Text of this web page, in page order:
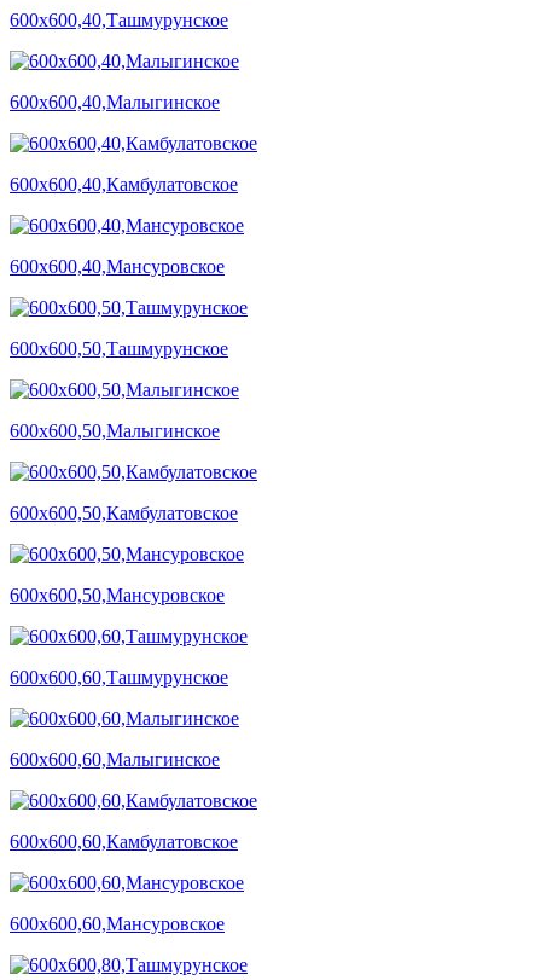
600х600,40,Ташмурунское
600х600,40,Малыгинское
600х600,40,Камбулатовское
600х600,40,Мансуровское
600х600,50,Ташмурунское
600х600,50,Малыгинское
600х600,50,Камбулатовское
600х600,50,Мансуровское
600х600,60,Ташмурунское
600х600,60,Малыгинское
600х600,60,Камбулатовское
600х600,60,Мансуровское